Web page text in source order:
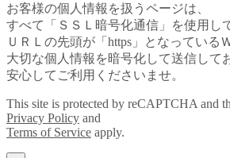
お客様の個人情報を扱うページは、
すべて「ＳＳＬ暗号化通信」を使用し
ＵＲＬの先頭が「https」となっている
大切な個人情報を暗号化して送信して
安心してご利用くださいませ。
This site is protected by reCAPTCHA and
Privacy Policy and
Terms of Service apply.